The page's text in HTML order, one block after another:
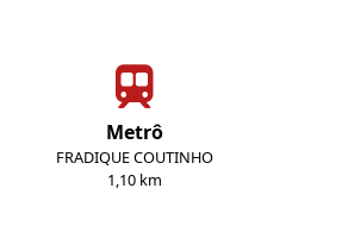
Metrô
FRADIQUE COUTINHO
1,10 km